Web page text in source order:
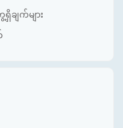
ချက်များ